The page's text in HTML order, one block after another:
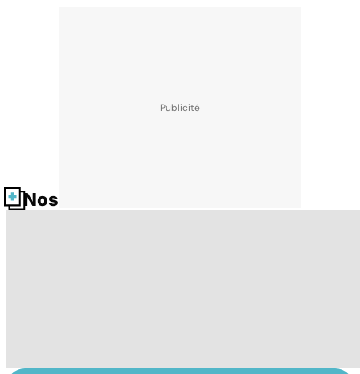
Nos fiches santé